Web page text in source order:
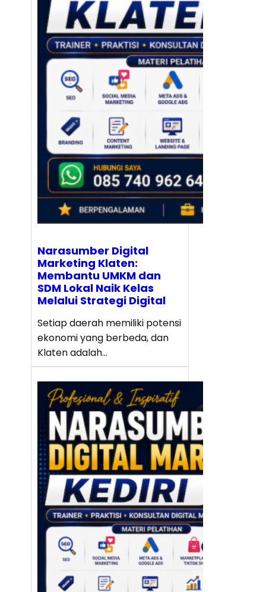
Narasumber Digital
Marketing Klaten:
Membantu UMKM dan
SDM Lokal Naik Kelas
Melalui Strategi Digital
Setiap daerah memiliki potensi
ekonomi yang berbeda, dan
Klaten adalah…